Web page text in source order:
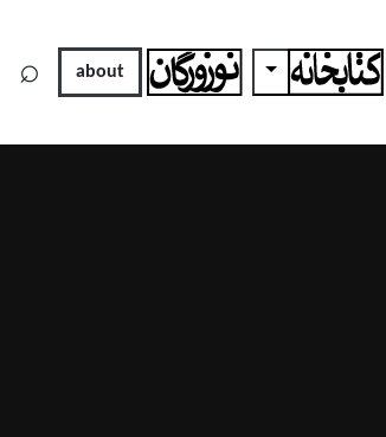
×
Toggle Dropdown
about
⌕